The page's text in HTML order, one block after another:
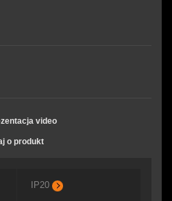
video
o produkt
IP20